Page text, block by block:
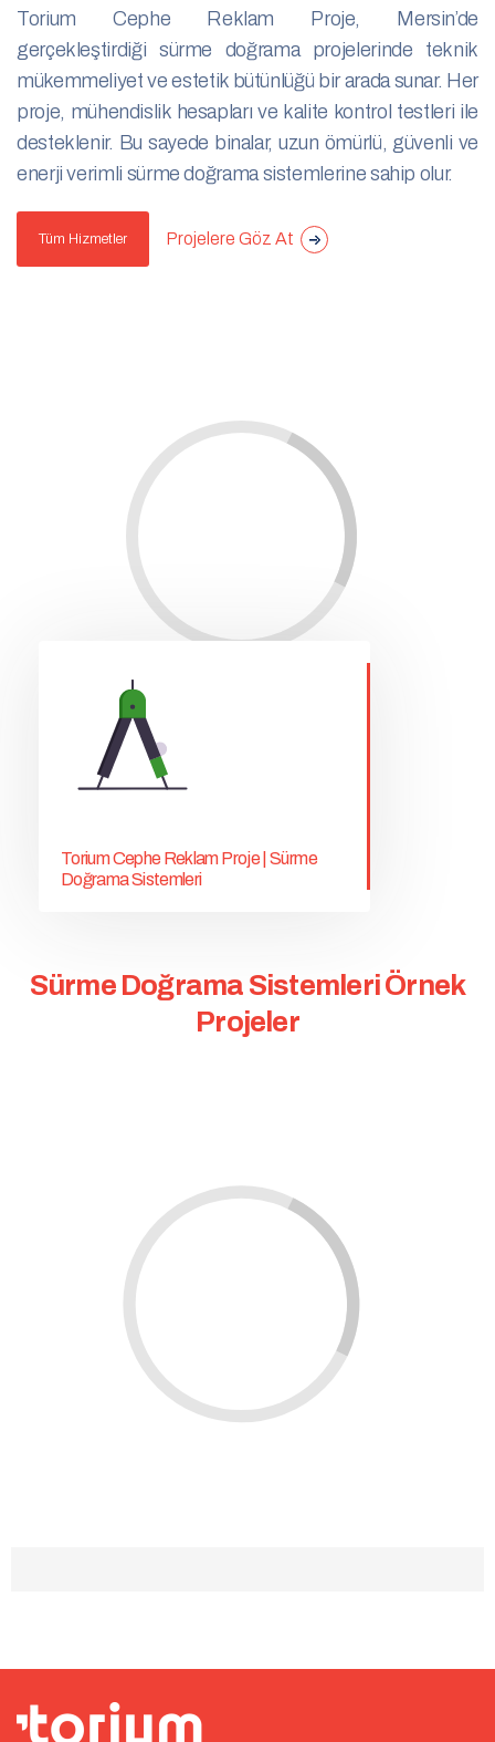
Torium Cephe Reklam Proje, Mersin’de
gerçekleştirdiği sürme doğrama projelerinde teknik
mükemmeliyet ve estetik bütünlüğü bir arada sunar. Her
proje, mühendislik hesapları ve kalite kontrol testleri ile
desteklenir. Bu sayede binalar, uzun ömürlü, güvenli ve
enerji verimli sürme doğrama sistemlerine sahip olur.
Tüm Hizmetler Projelere Göz At
Torium Cephe Reklam Proje | Sürme
Doğrama Sistemleri
Sürme Doğrama Sistemleri Örnek
Projeler